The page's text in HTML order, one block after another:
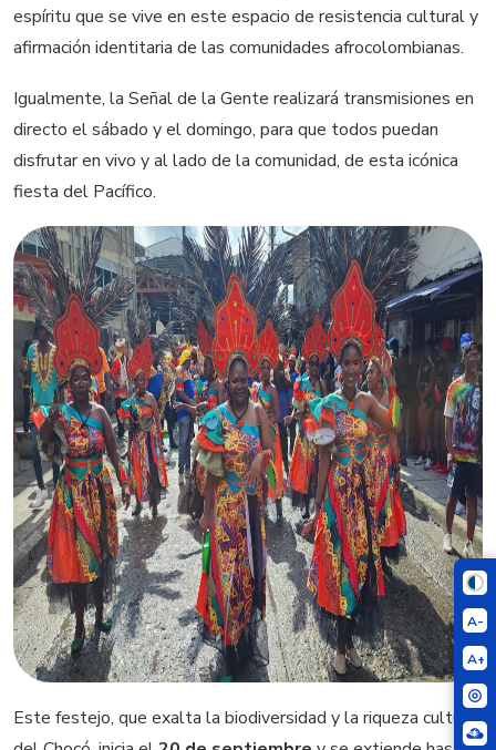
A-
A+
espíritu que se vive en este espacio de resistencia cultural y
afirmación identitaria de las comunidades afrocolombianas.
Igualmente, la Señal de la Gente realizará transmisiones en
directo el sábado y el domingo, para que todos puedan
disfrutar en vivo y al lado de la comunidad, de esta icónica
fiesta del Pacífico.
Este festejo, que exalta la biodiversidad y la riqueza cultural